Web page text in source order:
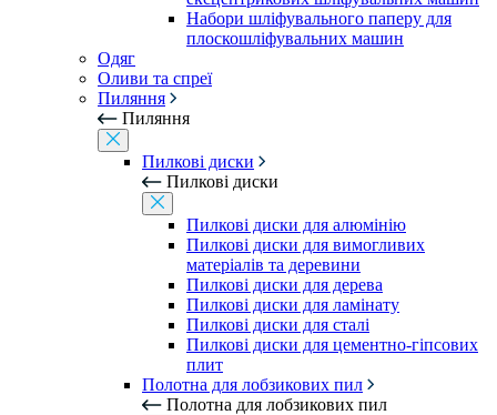
Набори шліфувального паперу для
плоскошліфувальних машин
Одяг
Оливи та спреї
Пиляння
Пиляння
Пилкові диски
Пилкові диски
Пилкові диски для алюмінію
Пилкові диски для вимогливих
матеріалів та деревини
Пилкові диски для дерева
Пилкові диски для ламінату
Пилкові диски для сталі
Пилкові диски для цементно-гіпсових
плит
Полотна для лобзикових пил
Полотна для лобзикових пил